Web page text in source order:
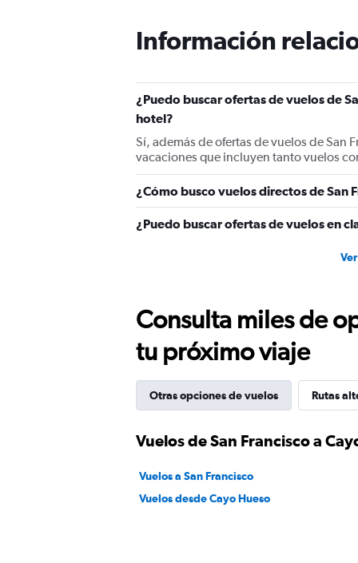
has
1
values.
Range:
0
to
Información
¿Puedo buscar ofertas de vuelos de
hotel?
Sí, además de ofertas de vuelos de San
vacaciones que incluyen tanto vuelos
¿Cómo busco vuelos directos de San
¿Puedo buscar ofertas de vuelos en
Consulta miles de
tu próximo viaje
Otras opciones de vuelos Rutas
Vuelos de San Francisco a
Vuelos a San Francisco
Vuelos desde Cayo Hueso